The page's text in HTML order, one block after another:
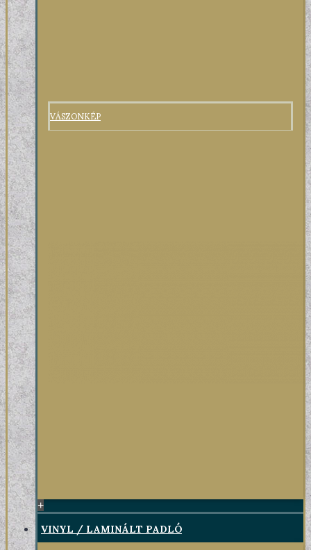
VÁSZONKÉP
+
VINYL / LAMINÁLT PADLÓ